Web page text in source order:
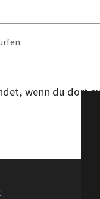
wenn du dort